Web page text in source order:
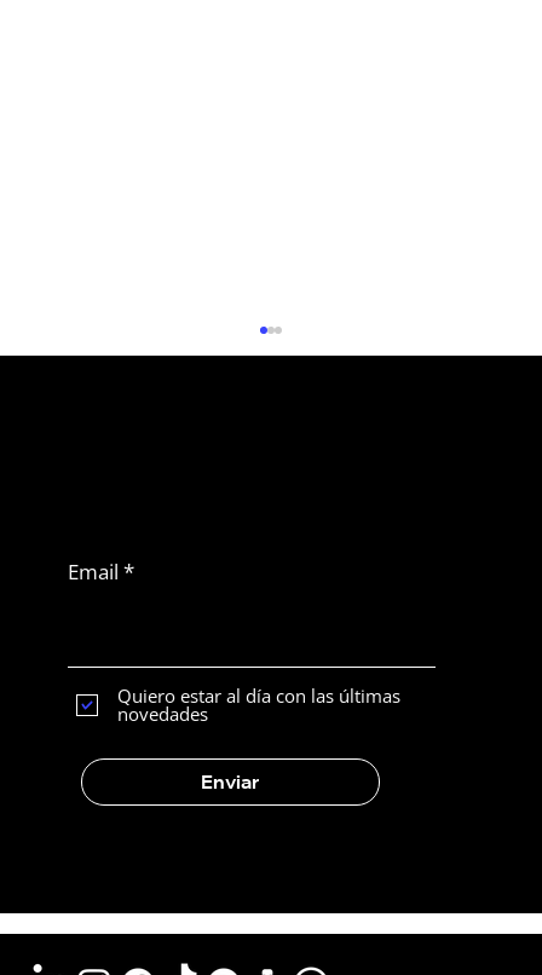
News
Email
Enviar
Quiero estar al día con las últimas
novedades